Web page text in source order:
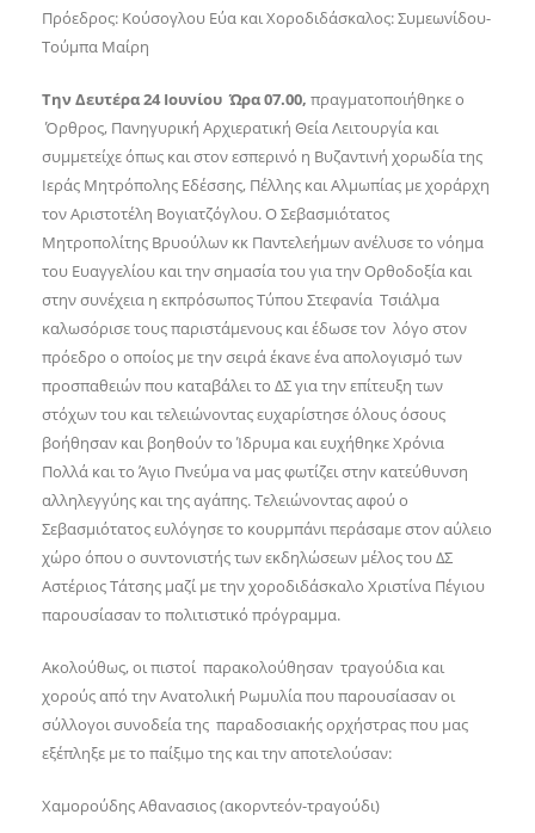
Πρόεδρος: Κούσογλου Εύα και Χοροδιδάσκαλος: Συμεωνίδου-
Τούμπα Μαίρη
Την Δευτέρα 24 Ιουνίου Ώρα 07.00, πραγματοποιήθηκεο
Όρθρος, Πανηγυρική Αρχιερατική Θεία Λειτουργία και
συμμετείχε όπως και στον εσπερινό η Βυζαντινή χορωδία της
Ιεράς Μητρόπολης Εδέσσης, Πέλλης και Αλμωπίας με χοράρχη
τονΑριστοτέλη Βογιατζόγλου. Ο Σεβασμιότατος
Μητροπολίτης Βρυούλων κκ Παντελεήμων ανέλυσε το νόημα
του Ευαγγελίου και την σημασία του για την Ορθοδοξία και
στην συνέχεια η εκπρόσωπος Τύπου Στεφανία Τσιάλμα
καλωσόρισε τους παριστάμενους και έδωσε τον λόγο στον
πρόεδρο ο οποίος με την σειρά έκανε ένα απολογισμό των
προσπαθειών που καταβάλει το ΔΣ για την επίτευξη των
στόχων του και τελειώνοντας ευχαρίστησε όλους όσους
βοήθησαν και βοηθούν το Ίδρυμα και ευχήθηκε Χρόνια
Πολλά και το Άγιο Πνεύμα να μας φωτίζει στην κατεύθυνση
αλληλεγγύης και της αγάπης. Τελειώνοντας αφού ο
Σεβασμιότατος ευλόγησε το κουρμπάνι περάσαμε στον αύλειο
χώρο όπου ο συντονιστής των εκδηλώσεων μέλος του ΔΣ
Αστέριος Τάτσης μαζί με την χοροδιδάσκαλο Χριστίνα Πέγιου
παρουσίασαν το πολιτιστικό πρόγραμμα.
Ακολούθως, οι πιστοί παρακολούθησαν τραγούδια και
χορούς από την Ανατολική Ρωμυλία που παρουσίασαν οι
σύλλογοι συνοδεία της παραδοσιακής ορχήστρας που μας
εξέπληξε με το παίξιμο της και την αποτελούσαν:
Χαμορούδης Αθανασιος (ακορντεόν-τραγούδι)